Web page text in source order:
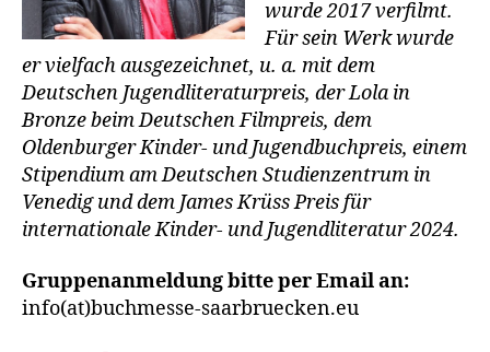
wurde 2017 verfilmt.
Für sein Werk wurde
er vielfach ausgezeichnet, u. a. mit dem
Deutschen Jugendliteraturpreis, der Lola in
Bronze beim Deutschen Filmpreis, dem
Oldenburger Kinder- und Jugendbuchpreis, einem
Stipendium am Deutschen Studienzentrum in
Venedig und dem James Krüss Preis für
internationale Kinder- und Jugendliteratur 2024.
Gruppenanmeldung bitte per Email an:
info(at)buchmesse-saarbruecken.eu